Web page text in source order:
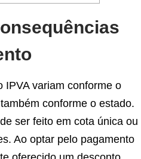
IPVA variam conforme o
conforme o estado.
ser feito em cota única ou
Ao optar pelo pagamento